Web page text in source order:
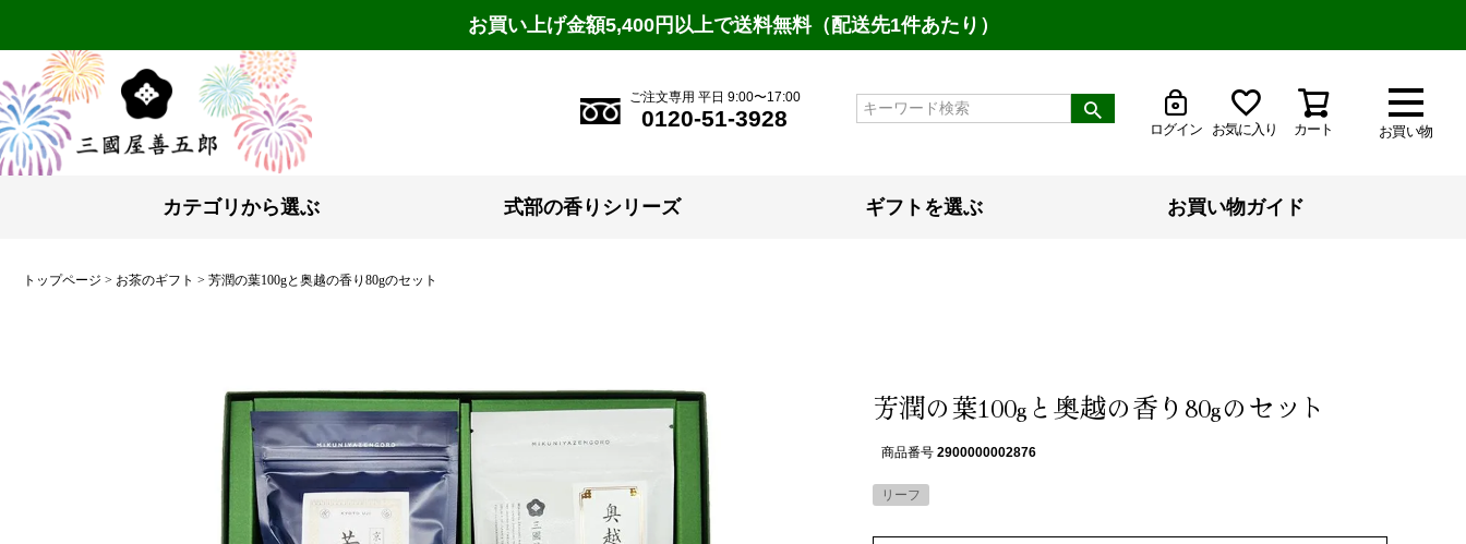
お買い上げ金額5,400円以上で送料無料（配送先1件あたり）
お買い物
ご注文専用 平日 9:00〜17:00
0120-51-3928 ログイン お気に入り カート
カテゴリから選ぶ 式部の香りシリーズ ギフトを選ぶ お買い物ガイド
トップページ お茶のギフト 芳潤の葉100gと奥越の香り80gのセット
芳潤の葉100gと奥越の香り80gのセット
商品番号 2900000002876
リーフ